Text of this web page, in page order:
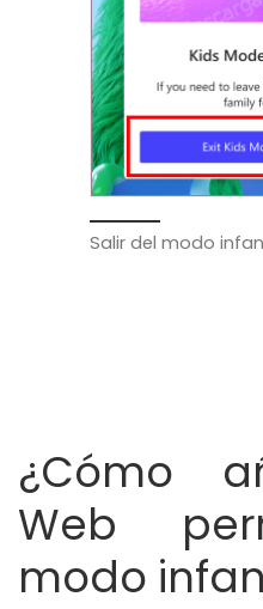
Salir del modo
¿Cómo
Web
modo